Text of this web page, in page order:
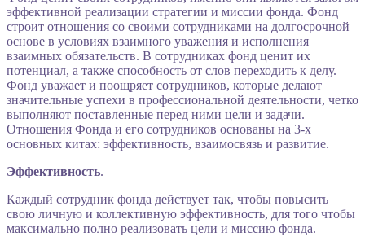
эффективной реализации стратегии и миссии фонда. Фонд
строит отношения со своими сотрудниками на долгосрочной
основе в условиях взаимного уважения и исполнения
взаимных обязательств. В сотрудниках фонд ценит их
потенциал, а также способность от слов переходить к делу.
Фонд уважает и поощряет сотрудников, которые делают
значительные успехи в профессиональной деятельности, четко
выполняют поставленные перед ними цели и задачи.
Отношения Фонда и его сотрудников основаны на 3-х
основных китах: эффективность, взаимосвязь и развитие.
Эффективность.
Каждый сотрудник фонда действует так, чтобы повысить
свою личную и коллективную эффективность, для того чтобы
максимально полно реализовать цели и миссию фонда.